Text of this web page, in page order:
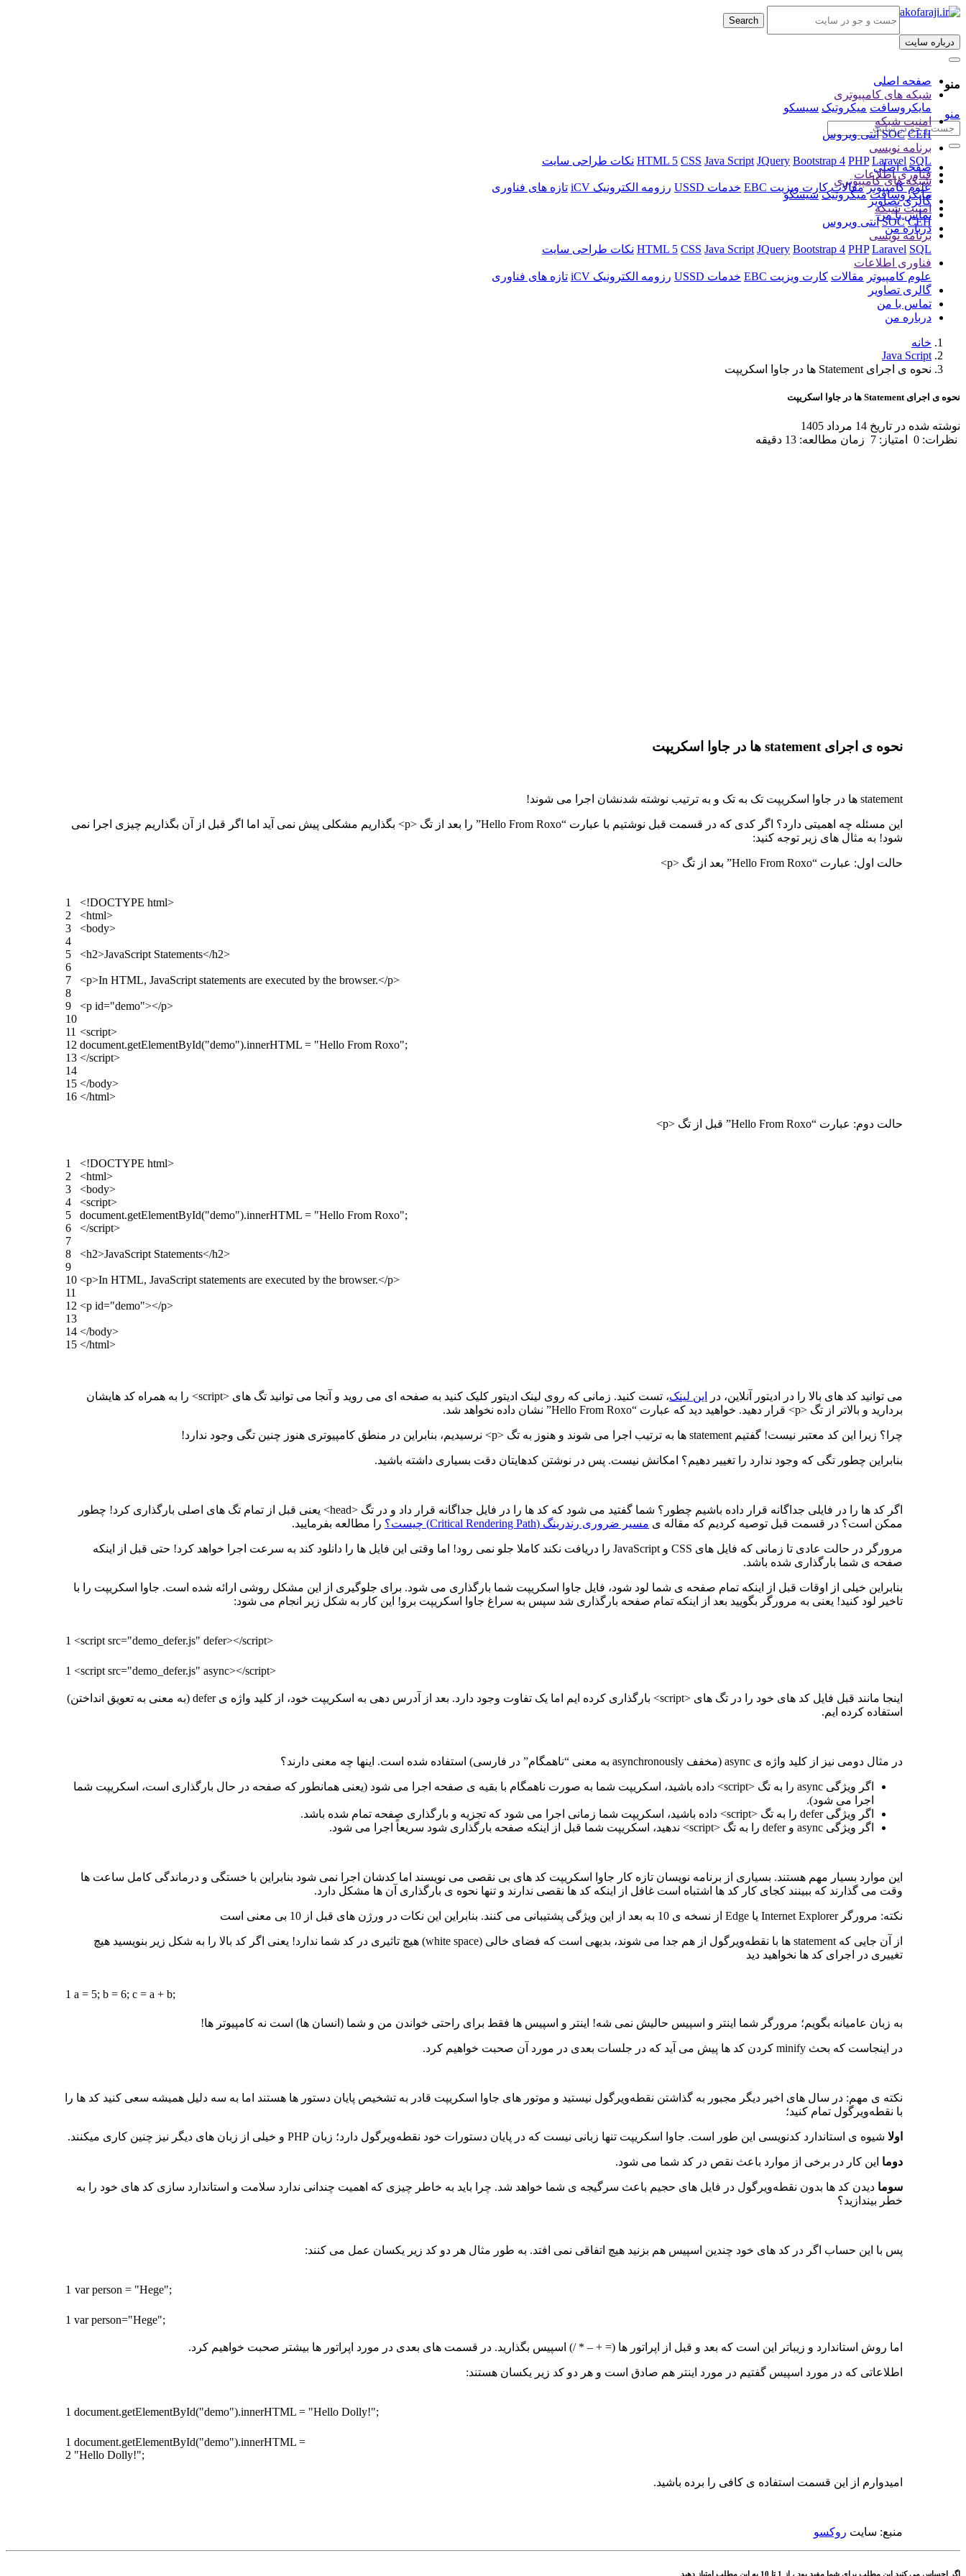
Search
درباره سایت
صفحه اصلی
شبکه های کامپیوتری
مایکروسافت میکروتیک سیسکو
امنیت شبکه
SOC CEH
آنتی ویروس
برنامه نویسی
HTML 5 CSS Java Script JQuery Bootstrap 4 PHP Laravel SQL
نکات طراحی سایت
فناوری اطلاعات
علوم کامپیوتر مقالات کارت ویزیت EBC خدمات USSD رزومه الکترونیک iCV
تازه های فناوری
گالری تصاویر (current)
تماس با من(current)
درباره من(current)
منو
منو
صفحه اصلی(current)
شبکه های کامپیوتری
مایکروسافت میکروتیک سیسکو
امنیت شبکه
SOC CEH
آنتی ویروس
برنامه نویسی
HTML 5 CSS Java Script JQuery Bootstrap 4 PHP Laravel SQL
نکات طراحی سایت
فناوری اطلاعات
علوم کامپیوتر مقالات کارت ویزیت EBC خدمات USSD رزومه الکترونیک iCV
تازه های فناوری
گالری تصاویر
تماس با من
درباره من
خانه
Java Script
نحوه ی اجرای Statement ها در جاوا اسکریپت
نحوه ی اجرای Statement ها در جاوا اسکریپت
نوشته شده در تاریخ 14 مرداد 1405
نظرات: 0
امتیاز: 7 زمان مطالعه: 13 دقیقه
نحوه ی اجرای statement ها در جاوا اسکریپت
statement ها در جاوا اسکریپت تک به تک و به ترتیب نوشته شدنشان اجرا می شوند!
این مسئله چه اهمیتی دارد؟ اگر کدی که در قسمت قبل نوشتیم با عبارت “Hello From Roxo” را بعد از تگ <p> بگذاریم مشکلی پیش نمی آید اما اگر قبل از آن بگذاریم چیزی اجرا نمی
شود! به مثال های زیر توجه کنید:
حالت اول: عبارت “Hello From Roxo” بعد از تگ <p>
1
2
3
4
5
6
7
8
9
10
11
12
13
14
15
16
<!DOCTYPE html>
<html>
<body>
<h2>JavaScript Statements</h2>
<p>In HTML, JavaScriptstatements are executed by the browser.</p>
<p id="demo"></p>
<script>
document.getElementById("demo").innerHTML = "Hello From Roxo";
</script>
</body>
</html>
حالت دوم: عبارت “Hello From Roxo” قبل از تگ <p>
1
2
3
4
5
6
7
8
9
10
11
12
13
14
15
<!DOCTYPE html>
<html>
<body>
<script>
document.getElementById("demo").innerHTML = "Hello From Roxo";
</script>
<h2>JavaScript Statements</h2>
<p>In HTML, JavaScriptstatements are executed by the browser.</p>
<p id="demo"></p>
</body>
</html>
می توانید کد های بالا را در ادیتور آنلاین، در این لینک
، تست کنید. زمانی که روی لینک ادیتور کلیک کنید به صفحه ای می روید و آنجا می توانید تگ های <script> را به همراه کد هایشان
بردارید و بالاتر از تگ <p> قرار دهید. خواهید دید که عبارت “Hello From Roxo” نشان داده نخواهد شد.
چرا؟ زیرا این کد معتبر نیست! گفتیم statement ها به ترتیب اجرا می شوند و هنوز به تگ <p> نرسیدیم، بنابراین در منطق کامپیوتری هنوز چنین تگی وجود ندارد!
بنابراین چطور تگی که وجود ندارد را تغییر دهیم؟ امکانش نیست. پس در نوشتن کدهایتان دقت بسیاری داشته باشید.
اگر کد ها را در فایلی جداگانه قرار داده باشیم چطور؟ شما گفتید می شود که کد ها را در فایل جداگانه قرار داد و در تگ <head> یعنی قبل از تمام تگ های اصلی بارگذاری کرد! چطور
ممکن است؟ در قسمت قبل توصیه کردیم که مقاله ی مسیر ضروری رندرینگ (Critical Rendering Path) چیست؟ را مطالعه بفرمایید.
مرورگر در حالت عادی تا زمانی که فایل های CSS و JavaScript را دریافت نکند کاملا جلو نمی رود! اما وقتی این فایل ها را دانلود کند به سرعت اجرا خواهد کرد! حتی قبل از اینکه
صفحه ی شما بارگذاری شده باشد.
بنابراین خیلی از اوقات قبل از اینکه تمام صفحه ی شما لود شود، فایل جاوا اسکریپت شما بارگذاری می شود. برای جلوگیری از این مشکل روشی ارائه شده است. جاوا اسکریپت را با
تاخیر لود کنید! یعنی به مرورگر بگویید بعد از اینکه تمام صفحه بارگذاری شد سپس به سراغ جاوا اسکریپت برو! این کار به شکل زیر انجام می شود:
1 <scriptsrc="demo_defer.js" defer></script>
1 <scriptsrc="demo_defer.js" async></script>
اینجا مانند قبل فایل کد های خود را در تگ های <script> بارگذاری کرده ایم اما یک تفاوت وجود دارد. بعد از آدرس دهی به اسکریپت خود، از کلید واژه ی defer (به معنی به تعویق انداختن)
استفاده کرده ایم.
در مثال دومی نیز از کلید واژه ی async (مخفف asynchronously به معنی “ناهمگام” در فارسی) استفاده شده است. اینها چه معنی دارند؟
اگر ویژگی async را به تگ <script> داده باشید، اسکریپت شما به صورت ناهمگام با بقیه ی صفحه اجرا می شود (یعنی همانطور که صفحه در حال بارگذاری است، اسکریپت شما
اجرا می شود).
اگر ویژگی defer را به تگ <script> داده باشید، اسکریپت شما زمانی اجرا می شود که تجزیه و بارگذاری صفحه تمام شده باشد.
اگر ویژگی async و defer را به تگ <script> ندهید، اسکریپت شما قبل از اینکه صفحه بارگذاری شود سریعاً اجرا می شود.
این موارد بسیار مهم هستند. بسیاری از برنامه نویسان تازه کار جاوا اسکریپت کد های بی نقصی می نویسند اما کدشان اجرا نمی شود بنابراین با خستگی و درماندگی کامل ساعت ها
وقت می گذارند که ببینند کجای کار کد ها اشتباه است غافل از اینکه کد ها نقصی ندارند و تنها نحوه ی بارگذاری آن ها مشکل دارد.
نکته: مرورگر Internet Explorer یا Edge از نسخه ی 10 به بعد از این ویژگی پشتیبانی می کنند. بنابراین این نکات در ورژن های قبل از 10 بی معنی است
از آن جایی که statement ها با نقطه‌ویرگول از هم جدا می شوند، بدیهی است که فضای خالی (white space) هیچ تاثیری در کد شما ندارد! یعنی اگر کد بالا را به شکل زیر بنویسید هیچ
تغییری در اجرای کد ها نخواهید دید
1 a = 5; b = 6; c = a + b;
به زبان عامیانه بگویم؛ مرورگر شما اینتر و اسپیس حالیش نمی شه! اینتر و اسپیس ها فقط برای راحتی خواندن من و شما (انسان ها) است نه کامپیوتر ها!
در اینجاست که بحث minify کردن کد ها پیش می آید که در جلسات بعدی در مورد آن صحبت خواهیم کرد.
نکته ی مهم: در سال های اخیر دیگر مجبور به گذاشتن نقطه‌ویرگول نیستید و موتور های جاوا اسکریپت قادر به تشخیص پایان دستور ها هستند اما به سه دلیل همیشه سعی کنید کد ها را
با نقطه‌ویرگول تمام کنید؛
اولا شیوه ی استاندارد کدنویسی این طور است. جاوا اسکریپت تنها زبانی نیست که در پایان دستورات خود نقطه‌ویرگول دارد؛ زبان PHP و خیلی از زبان های دیگر نیز چنین کاری میکنند.
دوما این کار در برخی از موارد باعث نقص در کد شما می شود.
سوما دیدن کد ها بدون نقطه‌ویرگول در فایل های حجیم باعث سرگیجه ی شما خواهد شد. چرا باید به خاطر چیزی که اهمیت چندانی ندارد سلامت و استاندارد سازی کد های خود را به
خطر بیندازید؟
پس با این حساب اگر در کد های خود چندین اسپیس هم بزنید هیچ اتفاقی نمی افتد. به طور مثال هر دو کد زیر یکسان عمل می کنند:
1 var person = "Hege";
1 var person="Hege";
اما روش استاندارد و زیباتر این است که بعد و قبل از اپراتور ها (= + – * /) اسپیس بگذارید. در قسمت های بعدی در مورد اپراتور ها بیشتر صحبت خواهیم کرد.
اطلاعاتی که در مورد اسپیس گفتیم در مورد اینتر هم صادق است و هر دو کد زیر یکسان هستند:
1 document.getElementById("demo").innerHTML = "Hello Dolly!";
1
2
document.getElementById("demo").innerHTML =
"Hello Dolly!";
امیدوارم از این قسمت استفاده ی کافی را برده باشید.
منبع: سایت روکسو
اگر احساس می کنید این مطلب برای شما مفید بود ، از 1 تا 10 به این مطلب امتیاز دهید